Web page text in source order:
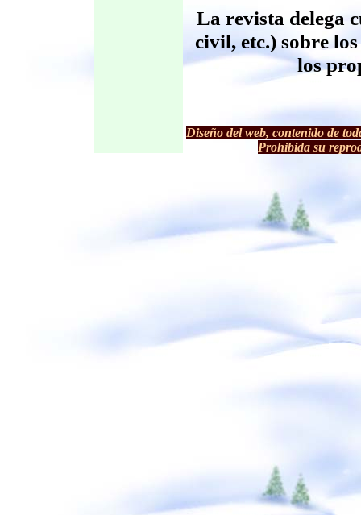
La revista delega
civil, etc.) sobre
los
Diseño del web, contenido de
Prohibida su